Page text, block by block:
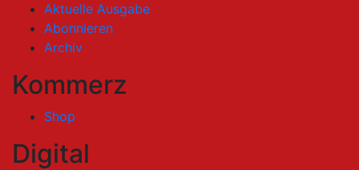
Aktuelle Ausgabe
Abonnieren
Archiv
Kommerz
Shop
Digital